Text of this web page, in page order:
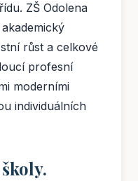
ZŠ Odolena
růst a celkové
profesní
moderními
individuálních